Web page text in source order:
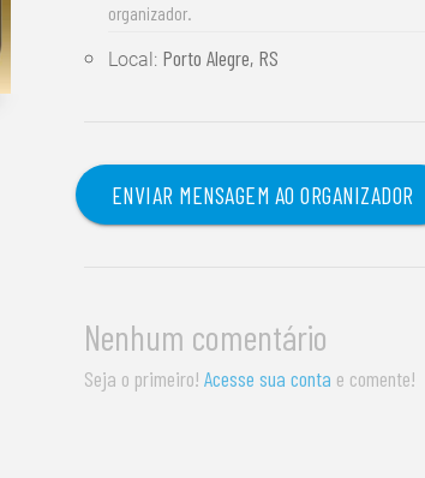
organizador.
Local: Porto Alegre, RS
ENVIAR MENSAGEM AO ORGANIZADOR
Nenhum comentário
Seja o primeiro!Acesse sua conta e comente!